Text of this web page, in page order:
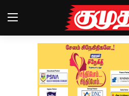
Magazines